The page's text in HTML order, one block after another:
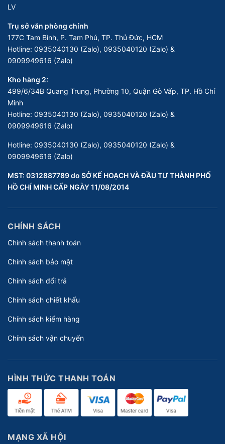
LV
Trụ sở văn phòng chính
177C Tam Bình, P. Tam Phú, TP. Thủ Đức, HCM
Hotline: 0935040130 (Zalo), 0935040120 (Zalo) &
0909949616 (Zalo)
Kho hàng 2:
499/6/34B Quang Trung, Phường 10, Quận Gò Vấp, TP. Hồ Chí
Minh
Hotline: 0935040130 (Zalo), 0935040120 (Zalo) &
0909949616 (Zalo)
Hotline: 0935040130 (Zalo), 0935040120 (Zalo) &
0909949616 (Zalo)
MST: 0312887789 do SỞ KẾ HOẠCH VÀ ĐẦU TƯ THÀNH PHỐ
HỒ CHÍ MINH CẤP NGÀY 11/08/2014
CHÍNH SÁCH
Chính sách thanh toán
Chính sách bảo mật
Chính sách đổi trả
Chính sách chiết khấu
Chính sách kiểm hàng
Chính sách vận chuyển
HÌNH THỨC THANH TOÁN
MẠNG XÃ HỘI